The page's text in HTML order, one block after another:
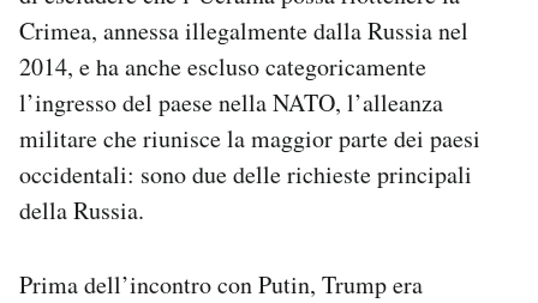
Crimea, annessa illegalmente dalla Russia nel
2014, e ha anche escluso categoricamente
l’ingresso del paese nella NATO, l’alleanza
militare che riunisce la maggior parte dei paesi
occidentali: sono due delle richieste principali
della Russia.
Prima dell’incontro con Putin, Trump era